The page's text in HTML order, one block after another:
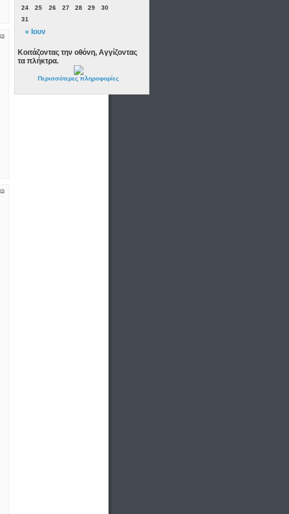
« Ιουν
24
25 26 27 28 29
30
31
Κοιτάζοντας την οθόνη, Αγγίζοντας
τα πλήκτρα.
Περισσότερες πληροφορίες